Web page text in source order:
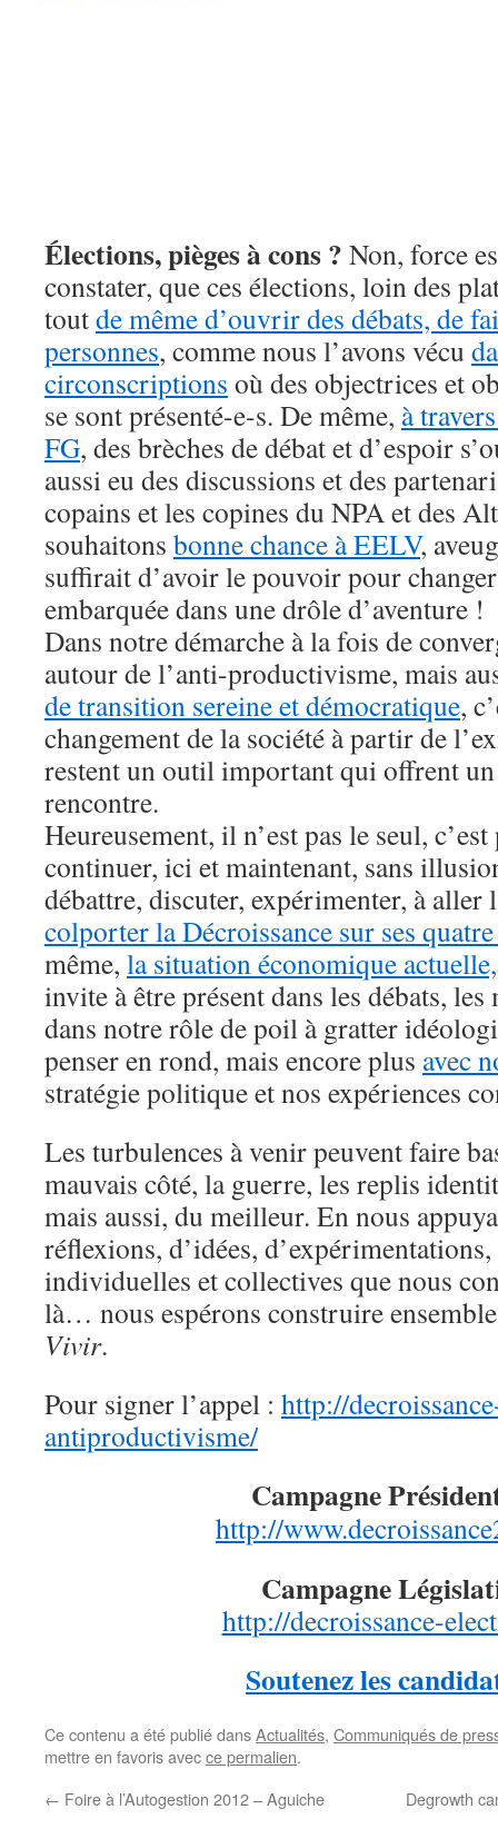
Élections, pièges à cons ? Non, force
constater, que ces élections, loin des
toutde même d’ouvrir des débats, de
personnes, comme nous l’avons vécu
circonscriptions où des objectrices et
se sont présenté-e-s. De même, à
FG, des brèches de débat et d’espoir
aussi eu des discussions et des
copains et les copines du NPA et des
souhaitons bonne chance à EELV,
suffirait d’avoir le pouvoir pour
embarquée dans une drôle d’aventure !
Dans notre démarche à la fois de
autour de l’anti-productivisme, mais
de transition sereine et démocratique,
changement de la société à partir de
restent un outil important qui offrent un
rencontre.
Heureusement, il n’est pas le seul,
continuer, ici et maintenant, sans
débattre, discuter, expérimenter, à aller
colporter la Décroissance sur ses
même, la situation économique
invite à être présent dans les débats,
dans notre rôle de poil à gratter
penser en rond, mais encore plus avec
stratégie politique et nos expériences
Les turbulences à venir peuvent faire
mauvais côté, la guerre, les replis
mais aussi, du meilleur. En nous
réflexions, d’idées,
individuelles et collectives que nous
là… nous espérons construire
Vivir.
Pour signer l’appel : http://
antiproductivisme/
Campagne
http://
Campagne
http://decroissance-
Soutenez les
Ce contenu a été publié dansActualités, Communiqués de
mettre en favoris avecce permalien.
← Foire à l’Autogestion 2012 – Aguiche Degrowth